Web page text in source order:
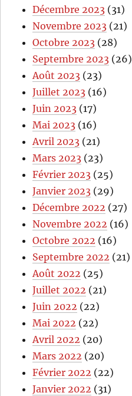
Décembre 2023 (31)
Novembre 2023 (21)
Octobre 2023 (28)
Septembre 2023 (26)
Août 2023 (23)
Juillet 2023 (16)
Juin 2023 (17)
Mai 2023 (16)
Avril 2023 (21)
Mars 2023 (23)
Février 2023 (25)
Janvier 2023 (29)
Décembre 2022 (27)
Novembre 2022 (16)
Octobre 2022 (16)
Septembre 2022 (21)
Août 2022 (25)
Juillet 2022 (21)
Juin 2022 (22)
Mai 2022 (22)
Avril 2022 (20)
Mars 2022 (20)
Février 2022 (22)
Janvier 2022 (31)